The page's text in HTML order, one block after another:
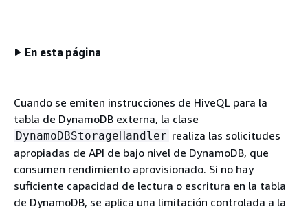
En esta página
Cuando se emiten instrucciones de HiveQL para la
tabla de DynamoDB externa, la clase
DynamoDBStorageHandler realiza las solicitudes
apropiadas de API de bajo nivel de DynamoDB, que
consumen rendimiento aprovisionado. Si no hay
suficiente capacidad de lectura o escritura en la tabla
de DynamoDB, se aplica una limitación controlada a la